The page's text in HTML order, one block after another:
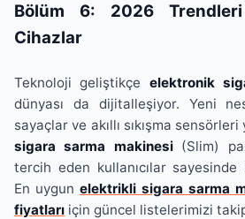
Bölüm 6: 2026
Cihazlar
Teknoloji geliştikçe elektronik
dünyası da dijitalleşiyor. Yeni
sayaçlar ve akıllı sıkışma sensörleri
sigara sarma makinesi(Slim)
tercih eden kullanıcılar
En uygun elektrikli sigara sarma
fiyatları için güncel listelerimizi